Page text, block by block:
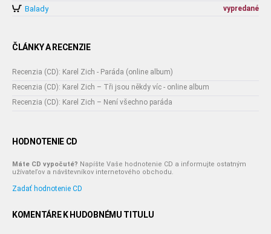
Balady vypredané
ČLÁNKY A RECENZIE
Recenzia (CD): Karel Zich - Paráda (online album)
Recenzia (CD): Karel Zich – Tři jsou někdy víc - online album
Recenzia (CD): Karel Zich – Není všechno paráda
HODNOTENIE CD
Máte CD vypočuté? Napíšte Vaše hodnotenie CD a informujte ostatným
užívateľov a návštevníkov internetového obchodu.
Zadať hodnotenie CD
KOMENTÁRE K HUDOBNÉMU TITULU